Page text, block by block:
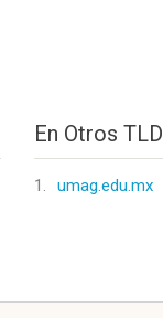
En Otros TLD
1. umag.edu.mx